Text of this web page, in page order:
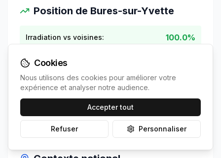
Position de Bures-sur-Yvette
Irradiation vs voisines: 100.0%
Économies vs voisines:
ROI vs voisines: 0.0 ans
Cookies
Nous utilisons des cookies pour améliorer votre
expérience et analyser notre audience.
Accepter tout
Refuser Personnaliser